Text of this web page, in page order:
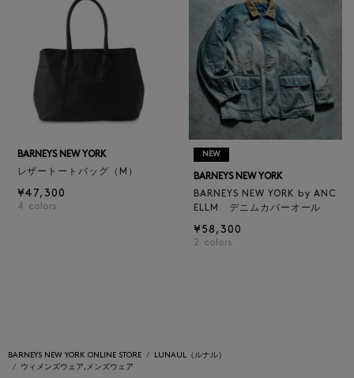
BARNEYS NEW YORK
レザートートバッグ（M）
¥47,300
4 colors
NEW
BARNEYS NEW YORK
BARNEYS NEW YORK by ANC
ELLM デニムカバーオール
¥58,300
2 colors
BARNEYS NEW YORK ONLINE STORE
LUNAUL（ルナル）
ウィメンズウェア,メンズウェア